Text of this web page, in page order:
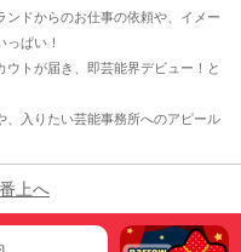
ドからのお仕事の依頼や、イメー
ぱい！
トが届き、即芸能界デビュー！と
、入りたい芸能事務所へのアピール
上へ